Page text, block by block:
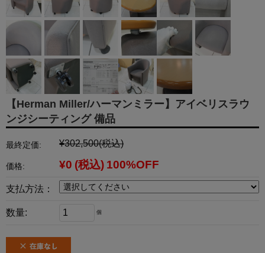
【Herman Miller/ハーマンミラー】アイベリスラウ
ンジシーティング 備品
最終定価: ¥302,500(税込)
価格: ¥0 (税込) 100%OFF
支払方法：
数量: 個